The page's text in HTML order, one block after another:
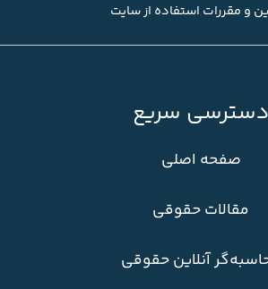
و مقررات استفاده از سایت
دسترسی سریع
صفحه اصلی
مقالات حقوقی
آنلاین حقوقی